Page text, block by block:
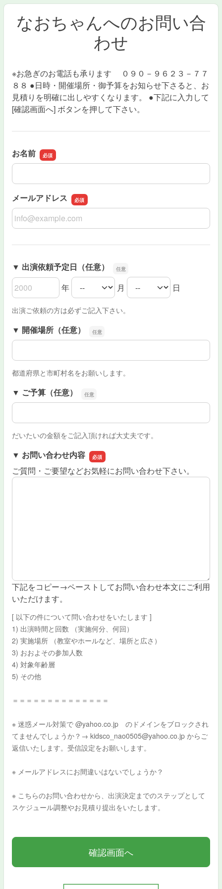
なおちゃんへのお問い合
わせ
※お急ぎのお電話も承ります ０９０－９６２３－７７
８８ ●日時・開催場所・御予算をお知らせ下さると、お
見積りを明確に出しやすくなります。 ●下記に入力して
[確認画面へ] ボタンを押して下さい。
お名前
お名前
メールアドレス
メールアドレス
▼ 出演依頼予定日（任意）
▼ 出演依頼予定日（任意）の年
年
▼ 出演依頼予定日（任意）の月
月
▼ 出演依頼予定日（任意）の日 日
出演ご依頼の方は必ずご記入下さい。
▼ 開催場所（任意）
▼ 開催場所（任意）
都道府県と市町村名をお願いします。
▼ ご予算（任意）
▼ ご予算（任意）
だいたいの金額をご記入頂ければ大丈夫です。
▼ お問い合わせ内容
ご質問・ご要望などお気軽にお問い合わせ下さい。
下記をコピー→ペーストしてお問い合わせ本文にご利用
いただけます。
[ 以下の件について問い合わせをいたします ]
1) 出演時間と回数 （実施何分、何回）
2) 実施場所 （教室やホールなど、場所と広さ）
3) おおよその参加人数
4) 対象年齢層
5) その他
＝＝＝＝＝＝＝＝＝＝＝＝＝＝
※ 迷惑メール対策で @yahoo.co.jp のドメインをブロックされ
てませんでしょうか？→ kidsco_nao0505@yahoo.co.jp からご
返信いたします。受信設定をお願いします。
※ メールアドレスにお間違いはないでしょうか？
※ こちらのお問い合わせから、出演決定までのステップとして
スケジュール調整やお見積り提出をいたします。